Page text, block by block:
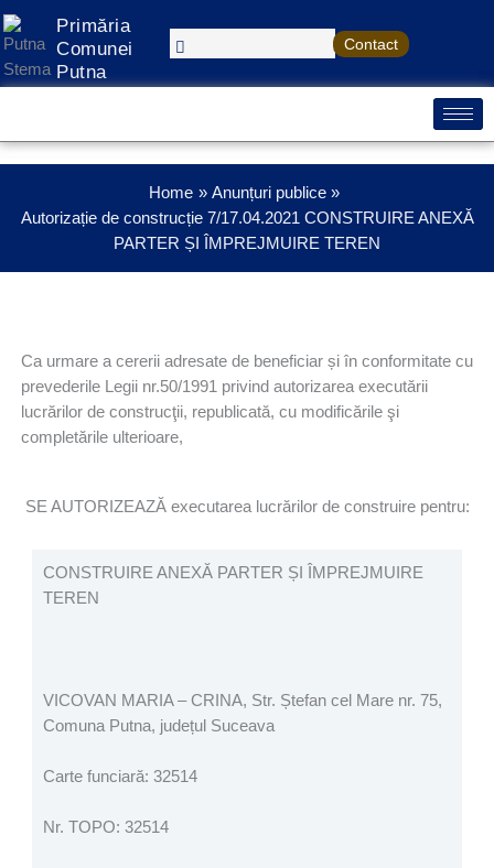
Treci
la
conținut
Primăria
Comunei
Putna
Contact
Home
Anunțuri publice
Autorizație de construcție 7/17.04.2021 CONSTRUIRE ANEXĂ
PARTER ȘI ÎMPREJMUIRE TEREN
Ca urmare a cererii adresate de beneficiar și în conformitate cu
prevederile Legii nr.50/1991 privind autorizarea executării
lucrărilor de construcţii, republicată, cu modificările şi
completările ulterioare,
SE AUTORIZEAZĂ executarea lucrărilor de construire pentru:
CONSTRUIRE ANEXĂ PARTER ȘI ÎMPREJMUIRE
TEREN
VICOVAN MARIA – CRINA, Str. Ștefan cel Mare nr. 75,
Comuna Putna, județul Suceava
Carte funciară: 32514
Nr. TOPO: 32514